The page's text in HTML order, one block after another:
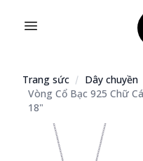
Open menu
Trang sức
Dây chuyền
Vòng Cổ Bạc 925 Chữ
18"